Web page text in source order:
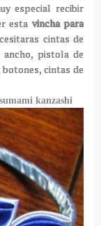
especial recibir
esta vincha para
cintas de
pistola de
cintas de
kanzashi